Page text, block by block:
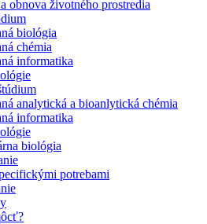
obnova životného prostredia
biológia
chémia
informatika
analytická a bioanlytická chémia
informatika
biológia
potrebami